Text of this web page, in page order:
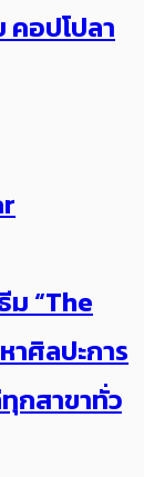
คอปโปลา
“The
ศิลปะการ
กสาขาทั่ว